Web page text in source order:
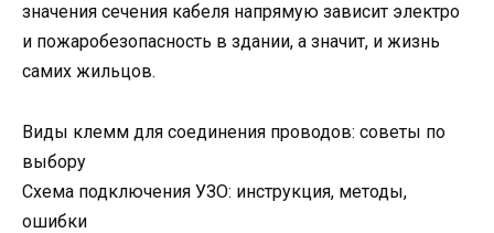
значения сечения кабеля напрямую зависит электро
и пожаробезопасность в здании, а значит, и жизнь
самих жильцов.
Виды клемм для соединения проводов: советы по
выбору
Схема подключения УЗО: инструкция, методы,
ошибки